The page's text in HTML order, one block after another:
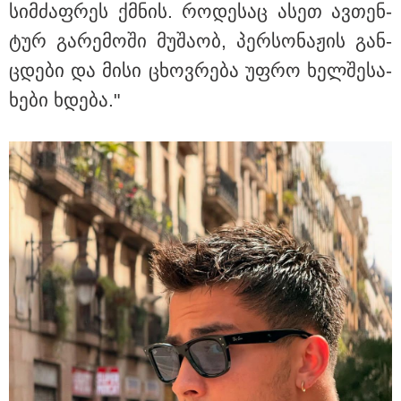
თბილისი - რომი 1316.70 ლარიდან
მნიშვნელოვანი ინფორმაცია
სიმ­ძაფ­რეს ქმნის. რო­დე­საც ასეთ ავ­თენ­
ტურ გა­რე­მო­ში მუ­შა­ობ, პერ­სო­ნა­ჟის გან­
ცდე­ბი და მისი ცხოვ­რე­ბა უფრო ხელ­შე­სა­
ხე­ბი ხდე­ბა."